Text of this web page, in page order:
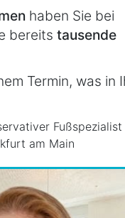
haben Sie bei
bereits tausende
Termin, was in
Fußspezialist
am Main